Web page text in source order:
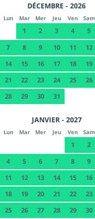
DÉCEMBRE - 2026
Lun Mar Mer Jeu Ven Sam
1 2 3 4 5
7
8 9 10 11 12
14
15 16 17 18 19
21
22 23 24 25 26
28
29 30 31
JANVIER - 2027
Lun Mar Mer Jeu Ven Sam
1 2
4
5 6 7 8 9
11
12 13 14 15 16
18
19 20 21 22 23
25
26 27 28 29 30